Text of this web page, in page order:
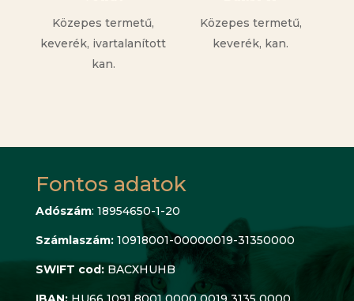
Közepes termetű,
keverék, ivartalanított
kan.
Közepes termetű,
keverék, kan.
Fontos adatok
Adószám: 18954650-1-20
Számlaszám: 10918001-00000019-31350000
SWIFT cod: BACXHUHB